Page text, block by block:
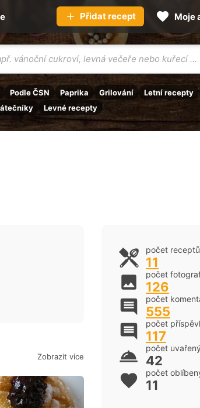
Podle ČSN Paprika Grilování Letní recepty
Levné recepty
Přidat recept Moje
Zobrazit více
počet receptů
11
počet
126
počet
555
počet
117
počet
42
počet
11